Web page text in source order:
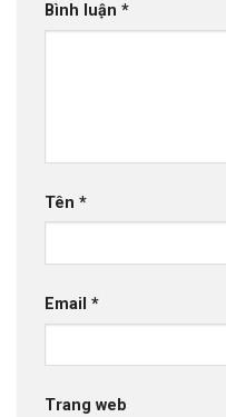
Bình luận *
Tên *
Email *
Trang web